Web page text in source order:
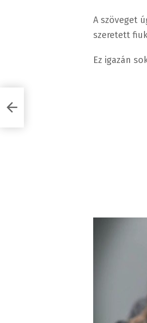
A szöveget
szeretett
Ez igazán